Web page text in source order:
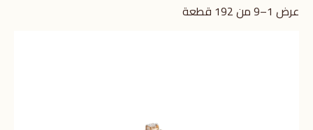
عرض 1–9 من 192 قطعة